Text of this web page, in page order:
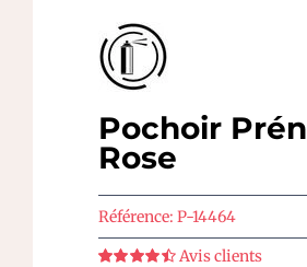
Pochoir
Rose
Référence: P-14464
Avis clients